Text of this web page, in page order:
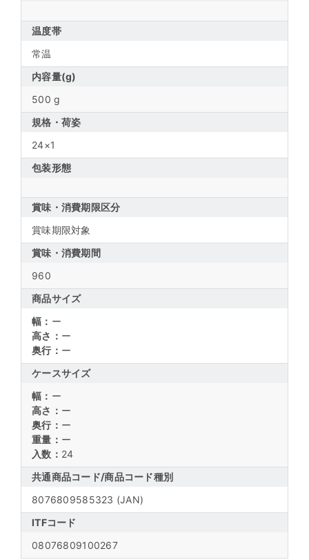
温度帯
常温
内容量(g)
500 g
規格・荷姿
24×1
包装形態
賞味・消費期限区分
賞味期限対象
賞味・消費期間
960
商品サイズ
幅： ー
高さ： ー
奥行： ー
ケースサイズ
幅： ー
高さ： ー
奥行： ー
重量： ー
入数： 24
共通商品コード/商品コード種別
8076809585323 (JAN)
ITFコード
08076809100267